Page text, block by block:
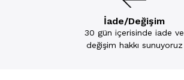
İade/Değişim
30 gün içerisinde iade ve
değişim hakkı sunuyoruz